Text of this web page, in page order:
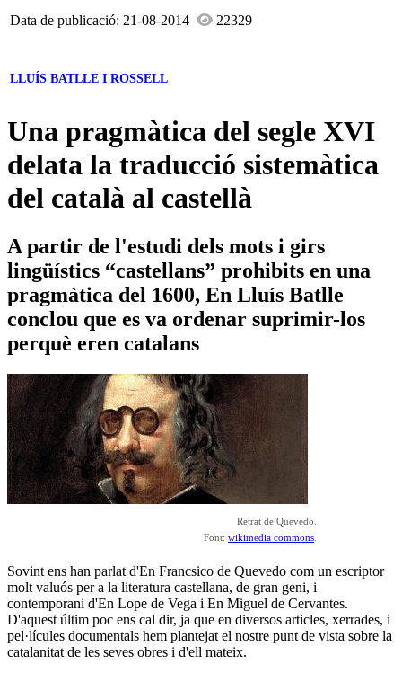
Data de publicació: 21-08-2014
22329
LLUÍS BATLLE I ROSSELL
Una pragmàtica del segle XVI
delata la traducció sistemàtica
del català al castellà
A partir de l'estudi dels mots i girs
lingüístics “castellans” prohibits en una
pragmàtica del 1600, En Lluís Batlle
conclou que es va ordenar suprimir-los
perquè eren catalans
Retrat de Quevedo.
Font: wikimedia commons
Sovint ens han parlat d'En Francsico de Quevedo com un escriptor
molt valuós per a la literatura castellana, de gran geni, i
contemporani d'En Lope de Vega i En Miguel de Cervantes.
D'aquest últim poc ens cal dir, ja que en diversos articles, xerrades, i
pel·lícules documentals hem plantejat el nostre punt de vista sobre la
catalanitat de les seves obres i d'ell mateix.